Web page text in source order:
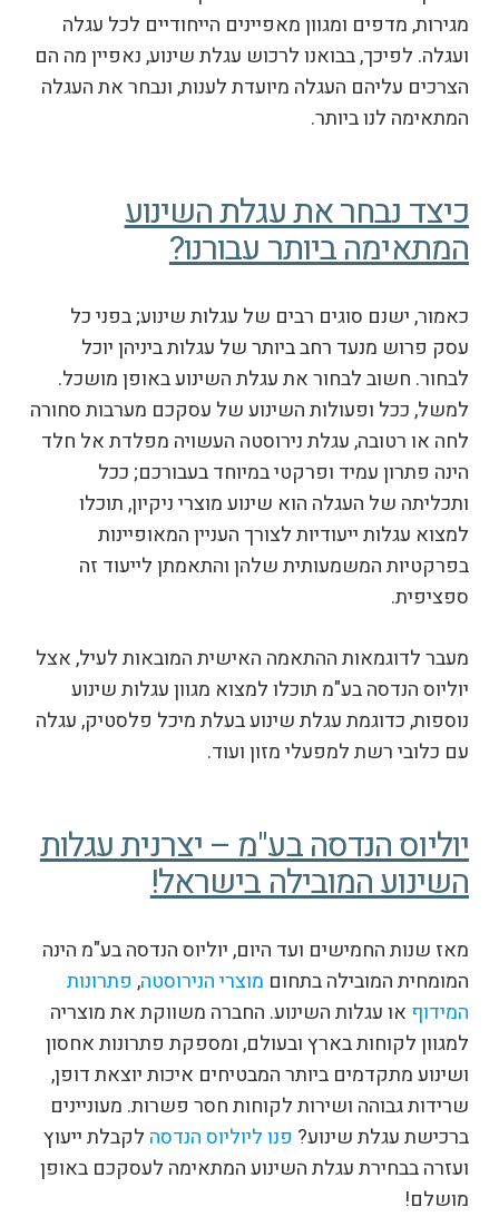
מגירות, מדפים ומגוון מאפיינים הייחודיים לכל עגלה
ועגלה. לפיכך, בבואנו לרכוש עגלת שינוע, נאפיין מה הם
הצרכים עליהם העגלה מיועדת לענות, ונבחר את העגלה
המתאימה לנו ביותר.
כיצד נבחר את עגלת השינוע
המתאימה ביותר עבורנו?
כאמור, ישנם סוגים רבים של עגלות שינוע; בפני כל
עסק פרוש מנעד רחב ביותר של עגלות ביניהן יוכל
לבחור. חשוב לבחור את עגלת השינוע באופן מושכל.
למשל, ככל ופעולות השינוע של עסקכם מערבות סחורה
לחה או רטובה, עגלת נירוסטה העשויה מפלדת אל חלד
הינה פתרון עמיד ופרקטי במיוחד בעבורכם; ככל
ותכליתה של העגלה הוא שינוע מוצרי ניקיון, תוכלו
למצוא עגלות ייעודיות לצורך העניין המאופיינות
בפרקטיות המשמעותית שלהן והתאמתן לייעוד זה
ספציפית.
מעבר לדוגמאות ההתאמה האישית המובאות לעיל, אצל
יוליוס הנדסה בע"מ תוכלו למצוא מגוון עגלות שינוע
נוספות, כדוגמת עגלת שינוע בעלת מיכל פלסטיק, עגלה
עם כלובי רשת למפעלי מזון ועוד.
יוליוס הנדסה בע"מ – יצרנית עגלות
השינוע המובילה בישראל!
מאז שנות החמישים ועד היום, יוליוס הנדסה בע"מ הינה
המומחית המובילה בתחום מוצרי הנירוסטה, פתרונות
המידוף או עגלות השינוע. החברה משווקת את מוצריה
למגוון לקוחות בארץ ובעולם, ומספקת פתרונות אחסון
ושינוע מתקדמים ביותר המבטיחים איכות יוצאת דופן,
שרידות גבוהה ושירות לקוחות חסר פשרות. מעוניינים
ברכישת עגלת שינוע? פנו ליוליוס הנדסה לקבלת ייעוץ
ועזרה בבחירת עגלת השינוע המתאימה לעסקכם באופן
מושלם!